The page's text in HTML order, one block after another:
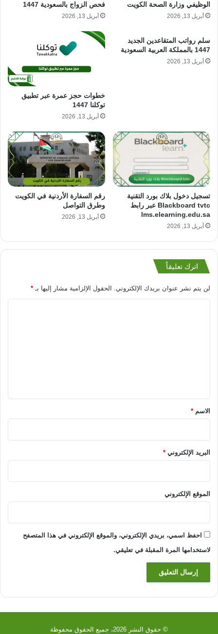
الوظيفي وزارة الصحة الكويت
أبريل 13, 2026
فحص الزواج بالسعودية 1447
أبريل 13, 2026
سلم رواتب المتقاعدين الجديد
1447 بالمملكة العربية السعودية
أبريل 13, 2026
خطوات حجز عمرة عبر تطبيق
توكلنا 1447
أبريل 13, 2026
تسجيل دخول بلاك بورد التقنية
Blackboard tvtc عبر رابط
lms.elearning.edu.sa
أبريل 13, 2026
رقم السفارة الأردنية في الكويت
وطرق التواصل
أبريل 13, 2026
اترك تعليقاً
لن يتم نشر عنوان بريدك الإلكتروني. الحقول الإلزامية مشار إليها بـ *
*الاسم *
البريد الإلكتروني *
الموقع الإلكتروني
احفظ اسمي، بريدي الإلكتروني، والموقع الإلكتروني في هذا المتصفح
لاستخدامها المرة المقبلة في تعليقي.
© حقوق النشر 2026، جميع الحقوق محفوظة